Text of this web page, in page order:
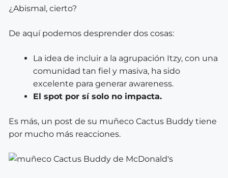
¿Abismal, cierto?
De aquí podemos desprender dos cosas:
La idea de incluir a la agrupación Itzy, con una
comunidad tan fiel y masiva, ha sido
excelente para generar awareness.
El spot por sí solo no impacta.
Es más, un post de su muñeco Cactus Buddy tiene
por mucho más reacciones.